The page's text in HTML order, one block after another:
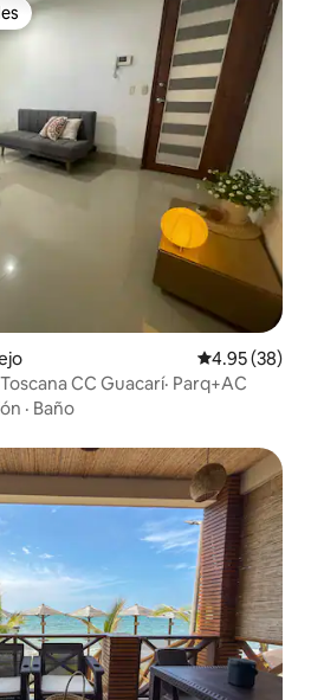
Calificación
4.95 (38)
CC Guacarí· Parq+AC
· Baño